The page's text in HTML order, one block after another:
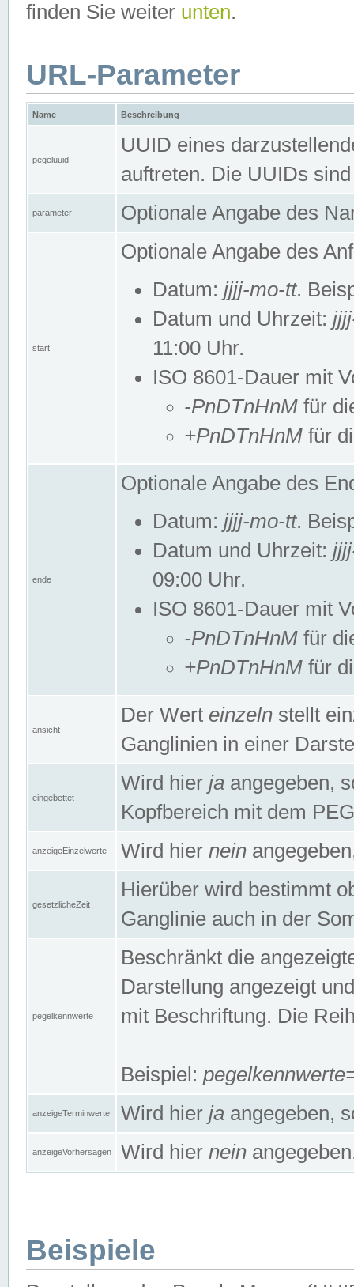
finden Sie weiter unten.
URL-Parameter
Name Beschreibung
pegeluuid
UUID eines
auftreten. Die UUIDs
parameter Optionale Angabe des
start
Optionale Angabe des
Datum: jjjj-mo-tt.
Datum und Uhrzeit:
11:00 Uhr.
ISO 8601-Dauer mit
-PnDTnHnM für
+PnDTnHnM für
ende
Optionale Angabe des
Datum: jjjj-mo-tt.
Datum und Uhrzeit:
09:00 Uhr.
ISO 8601-Dauer mit
-PnDTnHnM für
+PnDTnHnM für
ansicht
Der Wert einzeln stellt
Ganglinien in einer
eingebettet
Wird hier ja angegeben,
Kopfbereich mit dem
anzeigeEinzelwerte Wird hier nein
gesetzlicheZeit
Hierüber wird bestimmt
Ganglinie auch in der
pegelkennwerte
Beschränkt die
Darstellung angezeigt
mit Beschriftung. Die
Beispiel:
anzeigeTerminwerte Wird hier ja angegeben,
anzeigeVorhersagen Wird hier nein
Beispiele